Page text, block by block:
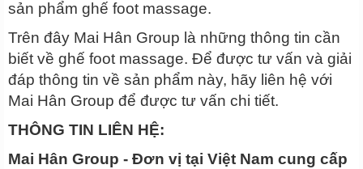
sản phẩm ghế foot massage.
Trên đây Mai Hân Group là những thông tin cần
biết về ghế foot massage. Để được tư vấn và giải
đáp thông tin về sản phẩm này, hãy liên hệ với
Mai Hân Group để được tư vấn chi tiết.
THÔNG TIN LIÊN HỆ:
Mai Hân Group - Đơn vị tại Việt Nam cung cấp